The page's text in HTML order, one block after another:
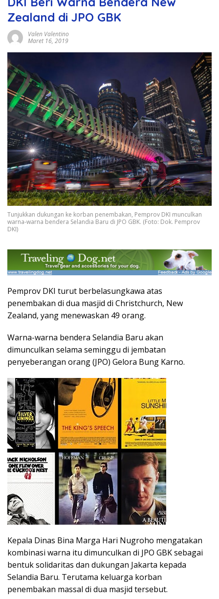
Zealand di JPO GBK
Valen Valentino
Maret 16, 2019
Tunjukkan dukungan ke korban penembakan, Pemprov DKI munculkan
warna-warna bendera Selandia Baru di JPO GBK. (Foto: Dok. Pemprov
DKI)
Pemprov DKI turut berbelasungkawa atas
penembakan di dua masjid di Christchurch, New
Zealand, yang menewaskan 49 orang.
Warna-warna bendera Selandia Baru akan
dimunculkan selama seminggu di jembatan
penyeberangan orang (JPO) Gelora Bung Karno.
Kepala Dinas Bina Marga Hari Nugroho mengatakan
kombinasi warna itu dimunculkan di JPO GBK sebagai
bentuk solidaritas dan dukungan Jakarta kepada
Selandia Baru. Terutama keluarga korban
penembakan massal di dua masjid tersebut.